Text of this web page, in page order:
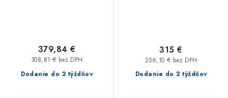
Dodanie do 2 týždňov
308,81 € bez DPH
379,84 €
Dodanie do 2 týždňov
256,10 € bez DPH
315 €